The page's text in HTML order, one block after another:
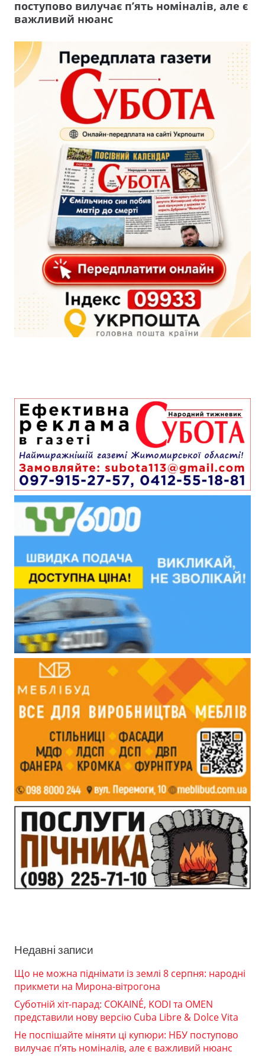
поступово вилучає п’ять номіналів, але є
важливий нюанс
Недавні записи
Що не можна піднімати із землі 8 серпня: народні
прикмети на Мирона-вітрогона
Суботній хіт-парад: COKAINÉ, KODI та OMEN
представили нову версію Cuba Libre & Dolce Vita
Не поспішайте міняти ці купюри: НБУ поступово
вилучає п’ять номіналів, але є важливий нюанс